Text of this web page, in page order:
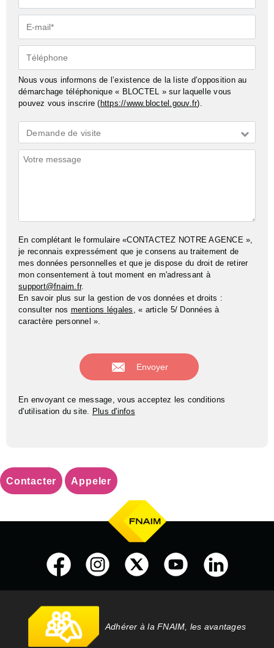
E-
mail*
Téléphone
Nous vous informons de l’existence de la liste d’opposition au
démarchage téléphonique « BLOCTEL » sur laquelle vous
pouvez vous inscrire (https://www.bloctel.gouv.fr).
Demande
*
Demande de visite
Commentaires
En complétant le formulaire «CONTACTEZ NOTRE AGENCE »,
je reconnais expressément que je consens au traitement de
mes données personnelles et que je dispose du droit de retirer
mon consentement à tout moment en m'adressant à
support@fnaim.fr.
En savoir plus sur la gestion de vos données et droits :
consulter nos mentions légales , « article 5/ Données à
caractère personnel ».
En envoyant ce message, vous acceptez les conditions
d'utilisation du site. Plus d'infos
Contacter Appeler
Adhérer à la FNAIM, les avantages